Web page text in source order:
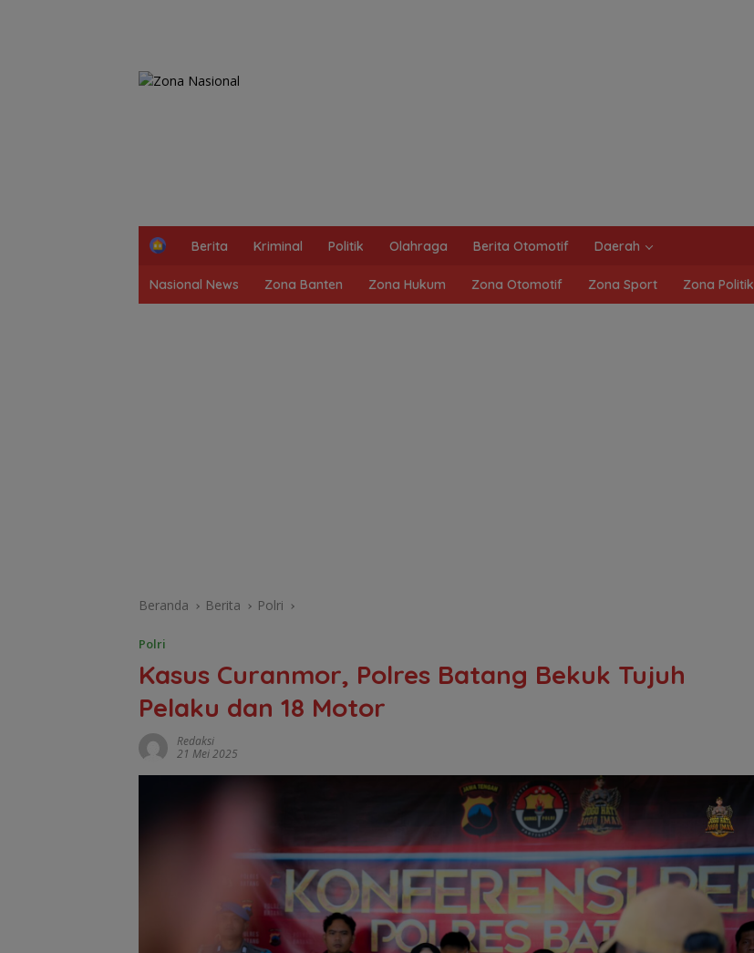
H
m
e
Berita Kriminal Politik Olahraga Berita Otomotif Daerah
Nasional News Zona Banten Zona Hukum Zona Otomotif Zona Sport Zona Politik
Beranda Berita Polri
Polri
Kasus Curanmor, Polres Batang Bekuk Tujuh
Pelaku dan 18 Motor
Redaksi
21 Mei 2025